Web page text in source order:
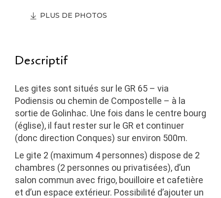
PLUS DE PHOTOS
Descriptif
Les gites sont situés sur le GR 65 – via
Podiensis ou chemin de Compostelle – à la
sortie de Golinhac. Une fois dans le centre bourg
(église), il faut rester sur le GR et continuer
(donc direction Conques) sur environ 500m.
Le gite 2 (maximum 4 personnes) dispose de 2
chambres (2 personnes ou privatisées), d’un
salon commun avec frigo, bouilloire et cafetière
et d’un espace extérieur. Possibilité d’ajouter un